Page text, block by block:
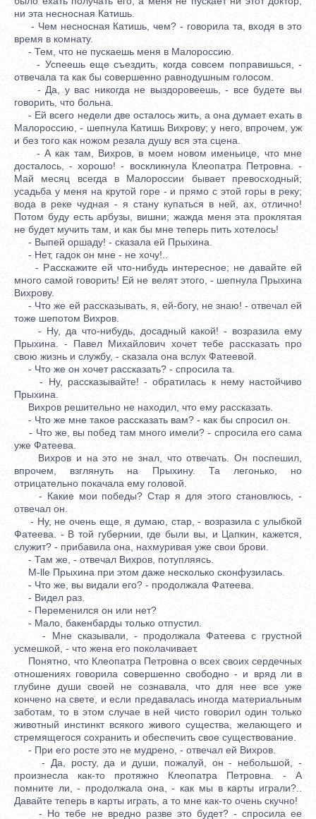
ни эта несносная Катишь.
- Чем несносная Катишь, чем? - говорила та, входя в это
время в комнату.
- Тем, что не пускаешь меня в Малороссию.
- Успеешь еще съездить, когда совсем поправишься, -
отвечала та как бы совершенно равнодушным голосом.
- Да, у вас никогда не выздоровеешь, - все будете вы
говорить, что больна.
- Ей всего недели две осталось жить, а она думает ехать в
Малороссию, - шепнула Катишь Вихрову; у него, впрочем, уж
и без того как ножом резала душу вся эта сцена.
- А как там, Вихров, в моем новом именьице, что мне
досталось, - хорошо! - воскликнула Клеопатра Петровна. -
Май месяц всегда в Малороссии бывает превосходный;
усадьба у меня на крутой горе - и прямо с этой горы в реку;
вода в реке чудная - я стану купаться в ней, ах, отлично!
Потом буду есть арбузы, вишни; жажда меня эта проклятая
не будет мучить там, и как бы мне теперь пить хотелось!
- Выпей оршаду! - сказала ей Прыхина.
- Нет, гадок он мне - не хочу!..
- Расскажите ей что-нибудь интересное; не давайте ей
много самой говорить! Ей не велят этого, - шепнула Прыхина
Вихрову.
- Что же ей рассказывать, я, ей-богу, не знаю! - отвечал ей
тоже шепотом Вихров.
- Ну, да что-нибудь, досадный какой! - возразила ему
Прыхина. - Павел Михайлович хочет тебе рассказать про
свою жизнь и службу, - сказала она вслух Фатеевой.
- Что же он хочет рассказать? - спросила та.
- Ну, рассказывайте! - обратилась к нему настойчиво
Прыхина.
Вихров решительно не находил, что ему рассказать.
- Что же мне такое рассказать вам? - как бы спросил он.
- Что же, вы побед там много имели? - спросила его сама
уже Фатеева.
Вихров и на это не знал, что отвечать. Он поспешил,
впрочем, взглянуть на Прыхину. Та легонько, но
отрицательно покачала ему головой.
- Какие мои победы? Стар я для этого становлюсь, -
отвечал он.
- Ну, не очень еще, я думаю, стар, - возразила с улыбкой
Фатеева. - В той губернии, где были вы, и Цапкин, кажется,
служит? - прибавила она, нахмуривая уже свои брови.
- Там же, - отвечал Вихров, потупляясь.
М-lle Прыхина при этом даже несколько сконфузилась.
- Что же, вы видали его? - продолжала Фатеева.
- Видел раз.
- Переменился он или нет?
- Мало, бакенбарды только отпустил.
- Мне сказывали, - продолжала Фатеева с грустной
усмешкой, - что жена его поколачивает.
Понятно, что Клеопатра Петровна о всех своих сердечных
отношениях говорила совершенно свободно - и вряд ли в
глубине души своей не сознавала, что для нее все уже
кончено на свете, и если предавалась иногда материальным
заботам, то в этом случае в ней чисто говорил один только
животный инстинкт всякого живого существа, желающего и
стремящегося сохранить и обеспечить свое существование.
- При его росте это не мудрено, - отвечал ей Вихров.
- Да, росту, да и души, пожалуй, он - небольшой, -
произнесла как-то протяжно Клеопатра Петровна. - А
помните ли, - продолжала она, - как мы в карты играли?..
Давайте теперь в карты играть, а то мне как-то очень скучно!
- Но тебе не вредно разве это будет? - спросила ее